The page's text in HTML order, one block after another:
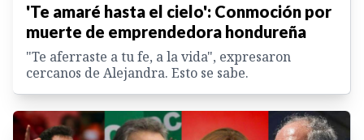
'Te amaré hasta el cielo': Conmoción por
muerte de emprendedora hondureña
"Te aferraste a tu fe, a la vida", expresaron
cercanos de Alejandra. Esto se sabe.